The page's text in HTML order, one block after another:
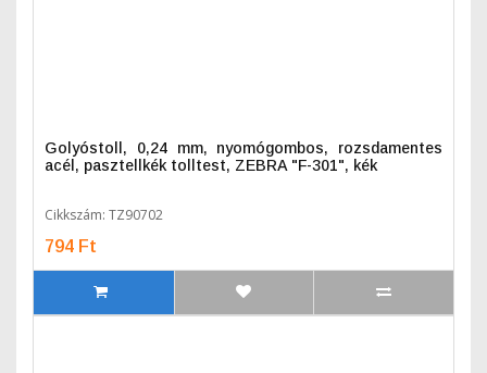
Golyóstoll, 0,24 mm, nyomógombos, rozsdamentes
acél, pasztellkék tolltest, ZEBRA "F-301", kék
Cikkszám: TZ90702
794 Ft